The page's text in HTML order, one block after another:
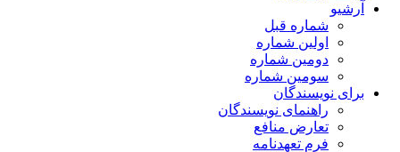
آرشیو
شماره قبل
اولین شماره
دومین شماره
سومین شماره
برای نویسندگان
راهنمای نویسندگان
تعارض منافع
فرم تعهدنامه